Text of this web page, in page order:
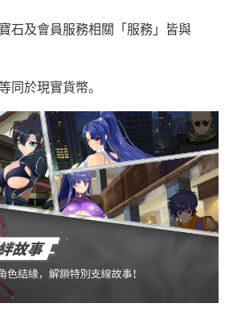
石及會員服務相關「服務」皆與
同於現實貨幣。